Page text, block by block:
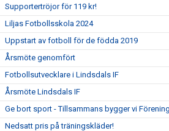
Supportertröjor för 119 kr!
Liljas Fotbollsskola 2024
Uppstart av fotboll för de födda 2019
Årsmöte genomfört
Fotbollsutvecklare i Lindsdals IF
Årsmöte Lindsdals IF
Ge bort sport - Tillsammans bygger vi
Nedsatt pris på träningskläder!